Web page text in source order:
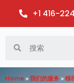
Skip
content
+1 416-
Home » 我们的服务 » 移